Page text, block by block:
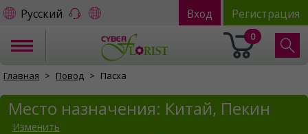
Русский Вход Регистрация
0
Главная Повод Пасха
Место назначения: Китай, Пекин
Изменить